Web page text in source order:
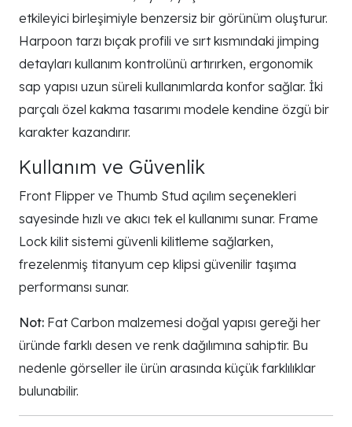
etkileyici birleşimiyle benzersiz bir görünüm oluşturur.
Harpoon tarzı bıçak profili ve sırt kısmındaki jimping
detayları kullanım kontrolünü artırırken, ergonomik
sap yapısı uzun süreli kullanımlarda konfor sağlar. İki
parçalı özel kakma tasarımı modele kendine özgü bir
karakter kazandırır.
Kullanım ve Güvenlik
Front Flipper ve Thumb Stud açılım seçenekleri
sayesinde hızlı ve akıcı tek el kullanımı sunar. Frame
Lock kilit sistemi güvenli kilitleme sağlarken,
frezelenmiş titanyum cep klipsi güvenilir taşıma
performansı sunar.
Not: Fat Carbon malzemesi doğal yapısı gereği her
üründe farklı desen ve renk dağılımına sahiptir. Bu
nedenle görseller ile ürün arasında küçük farklılıklar
bulunabilir.